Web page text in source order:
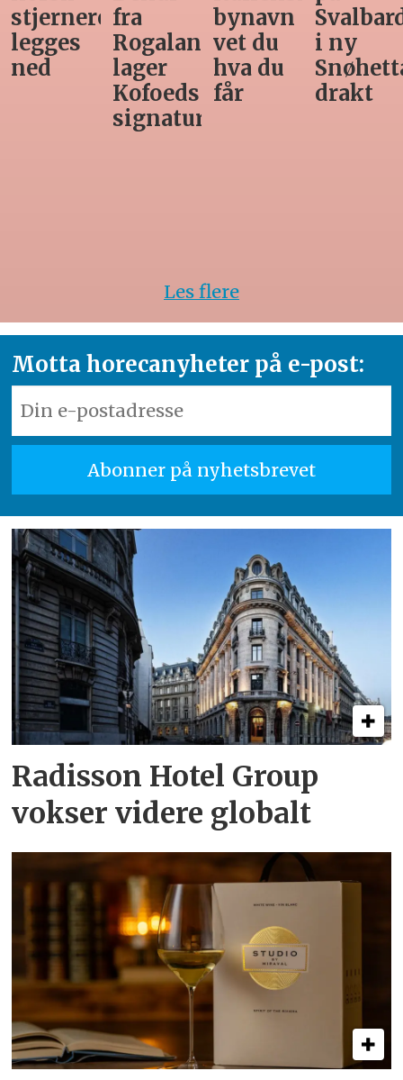
fra
Rogaland
lager
Kofoeds
signaturrett
bynavn
vet du
hva du
får
Svalbard
i ny
Snøhetta-
gjør
Les flere
Motta horecanyheter på e-post:
Radisson Hotel Group
vokser videre globalt